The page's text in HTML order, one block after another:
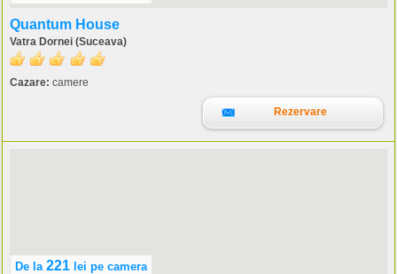
Quantum House
Vatra Dornei (Suceava)
Cazare: camere
Rezervare
De la 221 lei pe camera